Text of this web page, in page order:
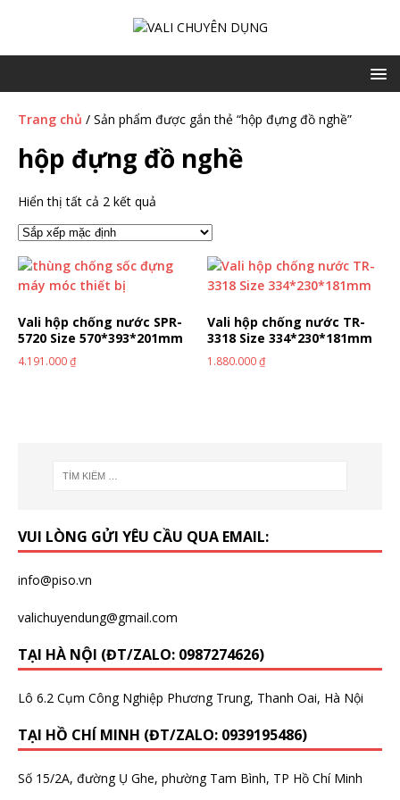
Trang chủ / Sản phẩm được gắn thẻ “hộp đựng đồ nghề”
hộp đựng đồ nghề
Hiển thị tất cả 2 kết quả
Vali hộp chống nước SPR-
5720 Size 570*393*201mm
4.191.000₫
Vali hộp chống nước TR-
3318 Size 334*230*181mm
1.880.000₫
VUI LÒNG GỬI YÊU CẦU QUA EMAIL:
info@piso.vn
valichuyendung@gmail.com
TẠI HÀ NỘI (ĐT/ZALO: 0987274626)
Lô 6.2 Cụm Công Nghiệp Phương Trung, Thanh Oai, Hà Nội
TẠI HỒ CHÍ MINH (ĐT/ZALO: 0939195486)
Số 15/2A, đường Ụ Ghe, phường Tam Bình, TP Hồ Chí Minh